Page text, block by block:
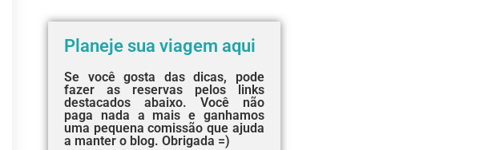
Planeje sua viagem aqui
Se você gosta das dicas, pode
fazer as reservas pelos links
destacados abaixo. Você não
paga nada a mais e ganhamos
uma pequena comissão que ajuda
a manter o blog. Obrigada =)